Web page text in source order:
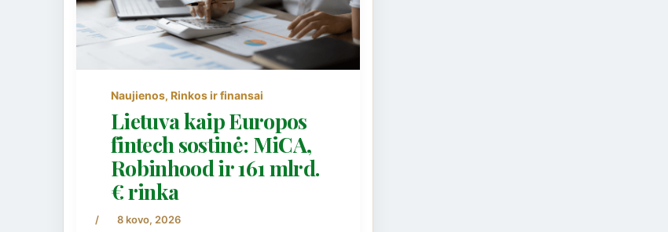
Naujienos, Rinkos ir finansai
Lietuva kaip Europos
fintech sostinė: MiCA,
Robinhood ir 161 mlrd.
€ rinka
/ 8 kovo, 2026